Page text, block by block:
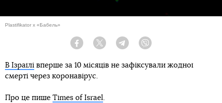
Plastifikator x «Бабель»
Facebook Twitter Telegram
В Ізраїлі вперше за 10 місяців не зафіксували жодної
смерті через коронавірус.
Про це пише Times of Israel.